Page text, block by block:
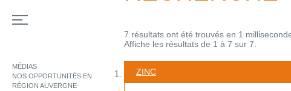
MÉDIAS
NOS OPPORTUNITÉS EN
RÉGION AUVERGNE-
7 résultats ont été trouvés en 1
Affiche les résultats de 1 à 7 sur 7.
ZINC